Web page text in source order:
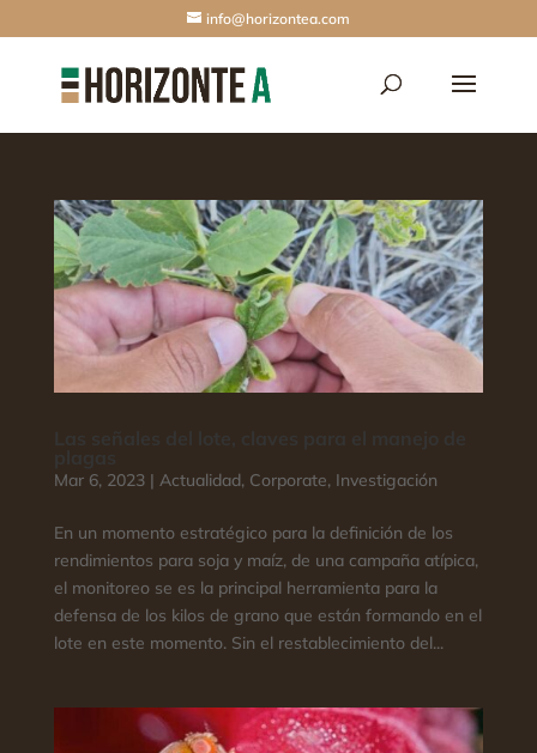
info@horizontea.com
Mar 6, 2023| Actualidad, Corporate, Investigación
En un momento estratégico para la definición de los
rendimientos para soja y maíz, de una campaña atípica,
el monitoreo se es la principal herramienta para la
defensa de los kilos de grano que están formando en el
lote en este momento. Sin el restablecimiento del...